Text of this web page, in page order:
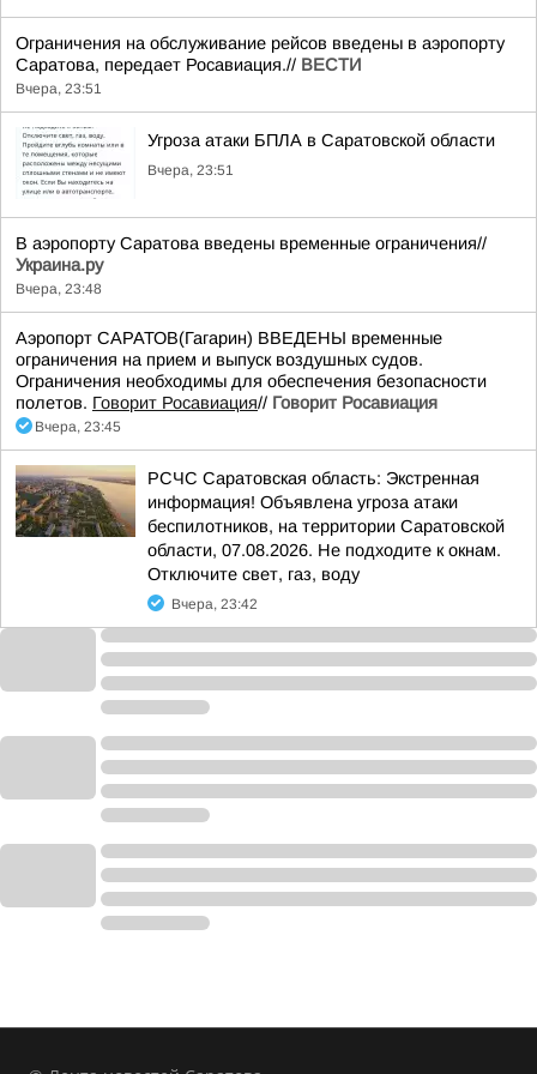
Ограничения на обслуживание рейсов введены в аэропорту
Саратова, передает Росавиация.// ВЕСТИ
Вчера, 23:51
Угроза атаки БПЛА в Саратовской области
Вчера, 23:51
В аэропорту Саратова введены временные ограничения//
Украина.ру
Вчера, 23:48
Аэропорт САРАТОВ(Гагарин) ВВЕДЕНЫ временные
ограничения на прием и выпуск воздушных судов.
Ограничения необходимы для обеспечения безопасности
полетов. Говорит Росавиация// Говорит Росавиация
Вчера, 23:45
РСЧС Саратовская область: Экстренная
информация! Объявлена угроза атаки
беспилотников, на территории Саратовской
области, 07.08.2026. Не подходите к окнам.
Отключите свет, газ, воду
Вчера, 23:42